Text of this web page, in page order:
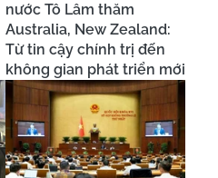
nước Tô Lâm thăm
Australia, New Zealand:
Từ tin cậy chính trị đến
không gian phát triển mới